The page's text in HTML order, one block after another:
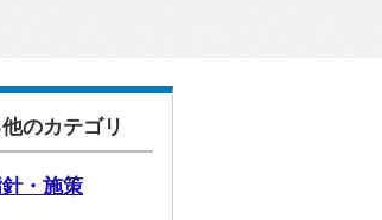
のカテゴリ
・施策